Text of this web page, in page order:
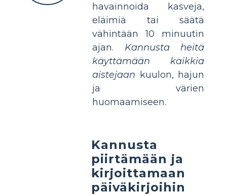
havainnoida kasveja,
eläimiä tai säätä
vähintään 10 minuutin
ajan. Kannusta heitä
käyttämään kaikkia
aistejaan kuulon, hajun
ja värien
huomaamiseen.
Kannusta
piirtämään ja
kirjoittamaan
päiväkirjoihin